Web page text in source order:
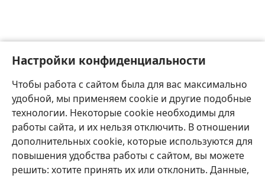
Настройки конфиденциальности
Чтобы работа с сайтом была для вас максимально
удобной, мы применяем cookie и другие подобные
технологии. Некоторые cookie необходимы для
работы сайта, и их нельзя отключить. В отношении
дополнительных cookie, которые используются для
повышения удобства работы с сайтом, вы можете
решить: хотите принять их или отклонить. Данные,